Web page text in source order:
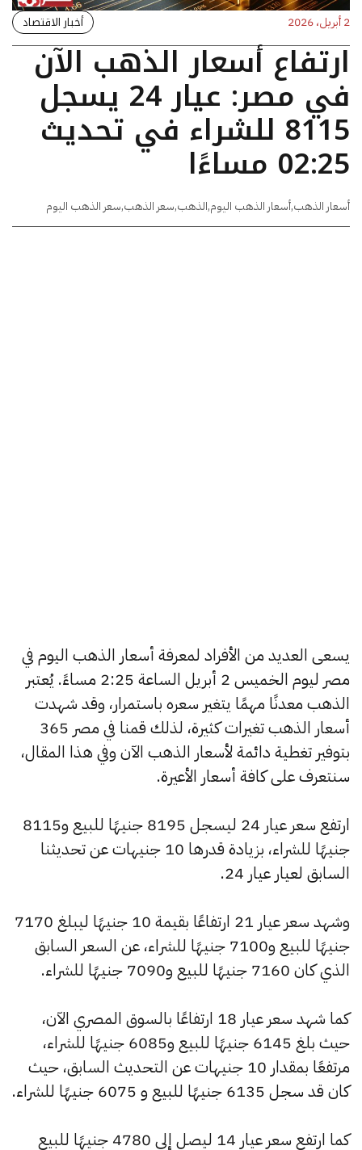
2 أبريل، 2026 أخبار الاقتصاد
ارتفاع أسعار الذهب الآن
في مصر: عيار 24 يسجل
8115 للشراء في تحديث
02:25 مساءًا
أسعار الذهب,أسعار الذهب اليوم,الذهب,سعر الذهب,سعر الذهب اليوم
يسعى العديد من الأفراد لمعرفة أسعار الذهب اليوم في
مصر ليوم الخميس 2 أبريل الساعة 2:25 مساءً. يُعتبر
الذهب معدنًا مهمًا يتغير سعره باستمرار، وقد شهدت
أسعار الذهب تغيرات كثيرة، لذلك قمنا في مصر 365
بتوفير تغطية دائمة لأسعار الذهب الآن وفي هذا المقال،
سنتعرف على كافة أسعار الأعيرة.
ارتفع سعر عيار 24 ليسجل 8195 جنيهًا للبيع و8115
جنيهًا للشراء، بزيادة قدرها 10 جنيهات عن تحديثنا
السابق لعيار عيار 24.
وشهد سعر عيار 21 ارتفاعًا بقيمة 10 جنيهًا ليبلغ 7170
جنيهًا للبيع و7100 جنيهًا للشراء، عن السعر السابق
الذي كان 7160 جنيهًا للبيع و7090 جنيهًا للشراء.
كما شهد سعر عيار 18 ارتفاعًا بالسوق المصري الآن،
حيث بلغ 6145 جنيهًا للبيع و6085 جنيهًا للشراء،
مرتفعًا بمقدار 10 جنيهات عن التحديث السابق، حيث
كان قد سجل 6135 جنيهًا للبيع و 6075 جنيهًا للشراء.
كما ارتفع سعر عيار 14 ليصل إلى 4780 جنيهًا للبيع